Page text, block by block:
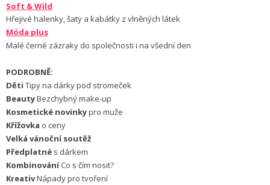
Soft & Wild
Hřejivé halenky, šaty a kabátky z vlněných látek
Móda plus
Malé černé zázraky do společnosti i na všední den
PODROBNĚ:
Děti Tipy na dárky pod stromeček
BeautyBezchybný make-up
Kosmetické novinkypro muže
Křížovka o ceny
Velká vánoční soutěž
Předplatné s dárkem
KombinováníCo s čím nosit?
KreativNápady pro tvoření